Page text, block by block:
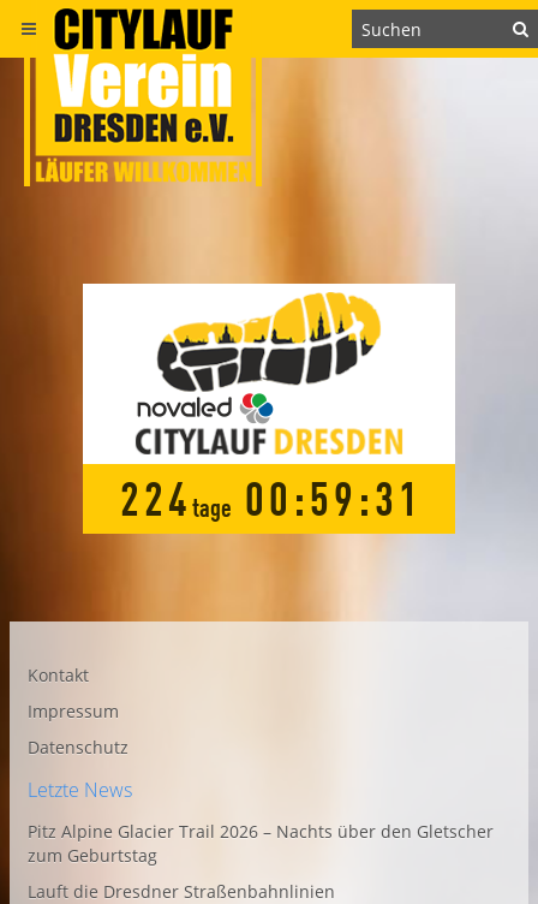
224 tage 00 :59 :3 0
Kontakt
Impressum
Datenschutz
Letzte News
Pitz Alpine Glacier Trail 2026 – Nachts über den Gletscher
zum Geburtstag
Lauft die Dresdner Straßenbahnlinien